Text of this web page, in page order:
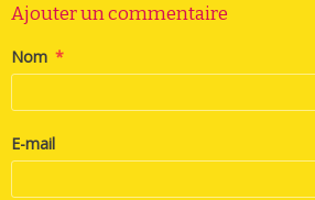
Ajouter un commentaire
Nom
E-mail